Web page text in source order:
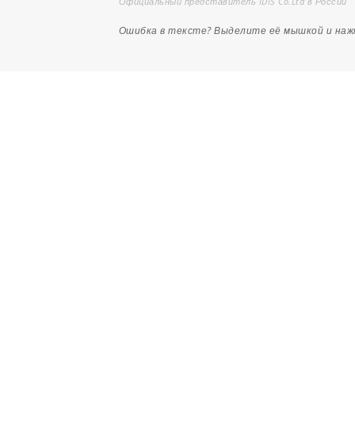
Ошибка в тексте? Выделите её мышкой и